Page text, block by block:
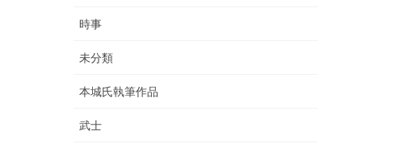
時事
未分類
本城氏執筆作品
武士